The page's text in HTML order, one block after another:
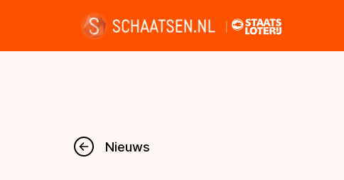
Nieuws
Nieuws